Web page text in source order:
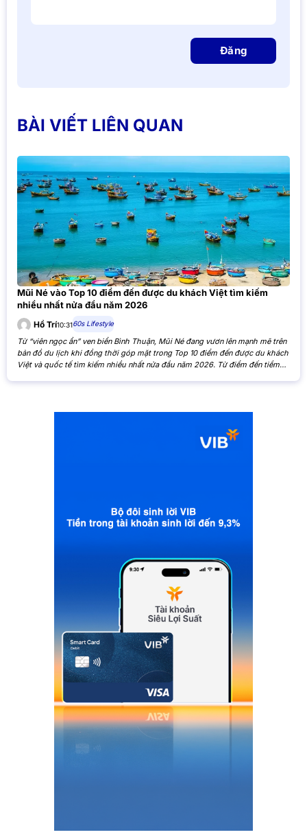
Đăng
BÀI VIẾT LIÊN QUAN
Mũi Né vào Top 10 điểm đến được du khách Việt tìm kiếm
nhiều nhất nửa đầu năm 2026
Hồ Trí10:3160s Lifestyle
Từ “viên ngọc ẩn” ven biển Bình Thuận, Mũi Né đang vươn lên mạnh mẽ trên
bản đồ du lịch khi đồng thời góp mặt trong Top 10 điểm đến được du khách
Việt và quốc tế tìm kiếm nhiều nhất nửa đầu năm 2026. Từ điểm đến tiềm